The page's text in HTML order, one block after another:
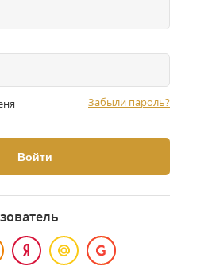
Забыли пароль?